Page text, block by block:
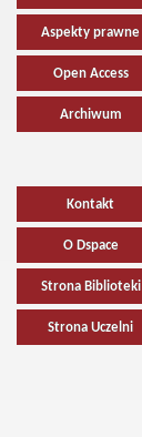
Aspekty prawne
Open Access
Archiwum
Kontakt
O Dspace
Strona Biblioteki
Strona Uczelni